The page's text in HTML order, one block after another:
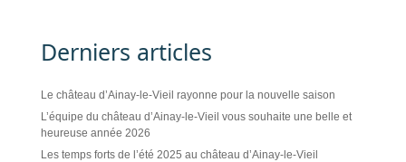
Derniers articles
Le château d’Ainay-le-Vieil rayonne pour la nouvelle saison
L’équipe du château d’Ainay-le-Vieil vous souhaite une belle et
heureuse année 2026
Les temps forts de l’été 2025 au château d’Ainay-le-Vieil